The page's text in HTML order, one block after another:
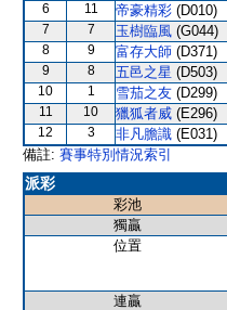
6 11 帝豪精彩 (D010)
7 7 玉樹臨風 (G044)
8 9 富存大師 (D371)
9 8 五邑之星 (D503)
10 1 雪茄之友 (D299)
11 10 獵狐者威 (E296)
12 3 非凡膽識 (E031)
備註: 賽事特別情況索引
派彩
彩池
獨贏
位置
連贏